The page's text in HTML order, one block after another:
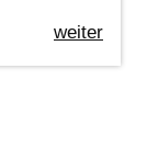
weiter